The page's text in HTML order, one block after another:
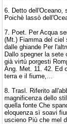
6. Detto dell'Oceano,
Poichè lassò
7. Poet. Per Acqua
(Mt.) Fiamma del ciel
dalle ghiande Per
Dallo spegner la sete
già virtù porgesti
Ang. Met. 11. 42. Ed
terra e il fiume,…
8. Trasl. Riferito
magnificenza dello
quella fonte Che
eloquenza sì soavi
uscieno Più che mel